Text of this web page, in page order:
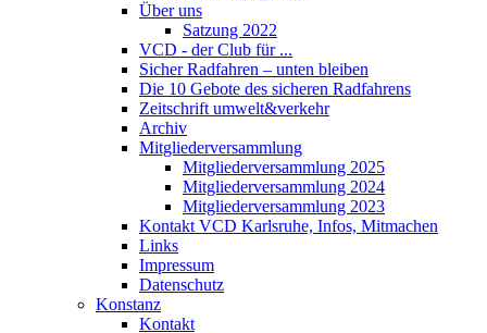
Über uns
Satzung 2022
VCD - der Club für ...
Sicher Radfahren – unten bleiben
Die 10 Gebote des sicheren Radfahrens
Zeitschrift umwelt&verkehr
Archiv
Mitgliederversammlung
Mitgliederversammlung 2025
Mitgliederversammlung 2024
Mitgliederversammlung 2023
Kontakt VCD Karlsruhe, Infos, Mitmachen
Links
Impressum
Datenschutz
Konstanz
Kontakt